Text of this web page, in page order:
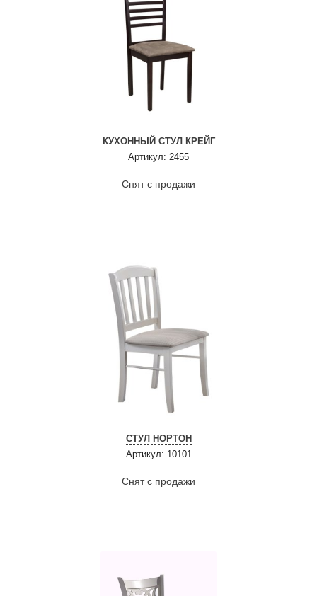
КУХОННЫЙ СТУЛ КРЕЙГ
Артикул: 2455
Снят с продажи
СТУЛ НОРТОН
Артикул: 10101
Снят с продажи